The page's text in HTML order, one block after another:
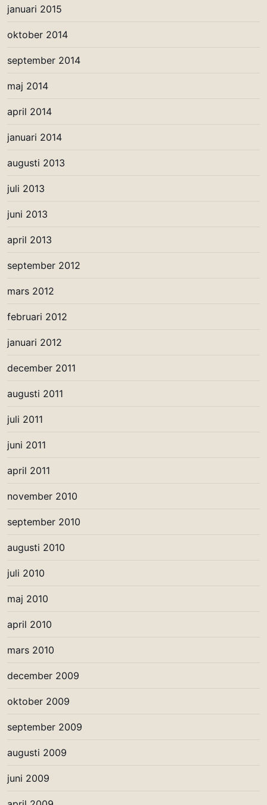
januari 2015
oktober 2014
september 2014
maj 2014
april 2014
januari 2014
augusti 2013
juli 2013
juni 2013
april 2013
september 2012
mars 2012
februari 2012
januari 2012
december 2011
augusti 2011
juli 2011
juni 2011
april 2011
november 2010
september 2010
augusti 2010
juli 2010
maj 2010
april 2010
mars 2010
december 2009
oktober 2009
september 2009
augusti 2009
juni 2009